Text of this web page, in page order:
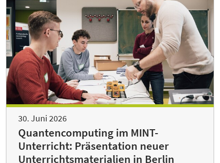
30. Juni 2026
Quantencomputing im MINT-
Unterricht: Präsentation neuer
Unterrichtsmaterialien in Berlin